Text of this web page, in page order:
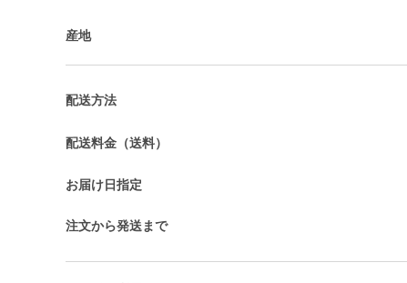
産地
配送方法
配送料金（送料）
お届け日指定
注文から発送まで